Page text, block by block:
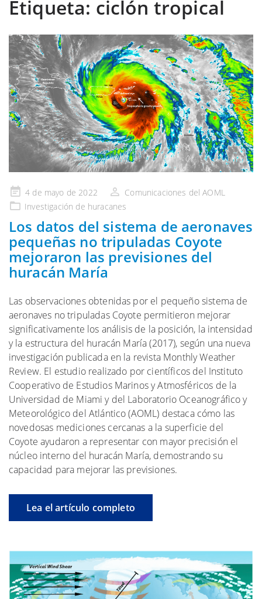
Etiqueta: ciclón tropical
Publicado
en
4 de mayo de 2022
Comunicaciones del AOML
Investigación de huracanes
Los datos del sistema de aeronaves
pequeñas no tripuladas Coyote
mejoraron las previsiones del
huracán María
Las observaciones obtenidas por el pequeño sistema de
aeronaves no tripuladas Coyote permitieron mejorar
significativamente los análisis de la posición, la intensidad
y la estructura del huracán María (2017), según una nueva
investigación publicada en la revista Monthly Weather
Review. El estudio realizado por científicos del Instituto
Cooperativo de Estudios Marinos y Atmosféricos de la
Universidad de Miami y del Laboratorio Oceanográfico y
Meteorológico del Atlántico (AOML) destaca cómo las
novedosas mediciones cercanas a la superficie del
Coyote ayudaron a representar con mayor precisión el
núcleo interno del huracán María, demostrando su
capacidad para mejorar las previsiones.
Lea el artículo completo